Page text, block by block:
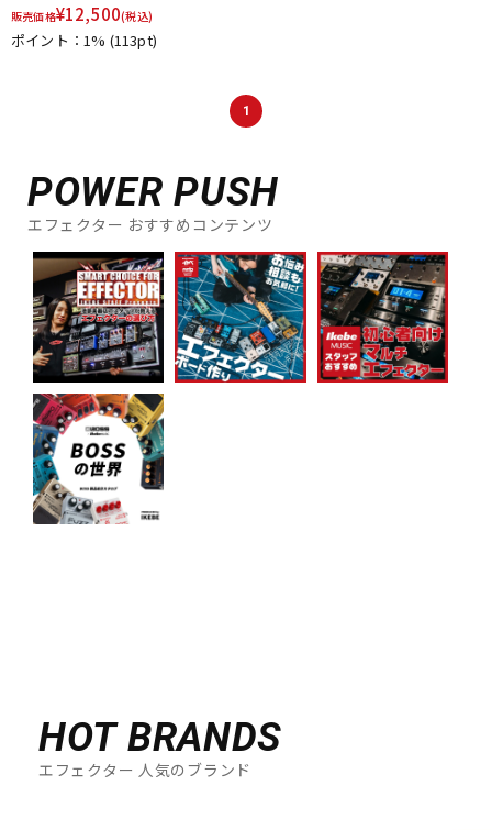
販売価格¥12,500(税込)
ポイント：1% (113pt)
1
POWER PUSH
エフェクター おすすめコンテンツ
HOT BRANDS
エフェクター 人気のブランド